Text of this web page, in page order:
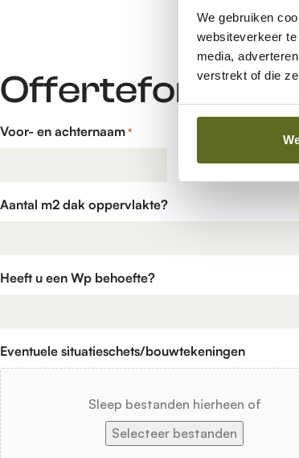
We gebruiken
websiteverkeer
media,
verstrekt of die
Voor- en achternaam *
Aantal m2 dak oppervlakte?
Heeft u een Wp behoefte?
Eventuele situatieschets/bouwtekeningen
Sleep bestanden hierheen of
Selecteer bestanden